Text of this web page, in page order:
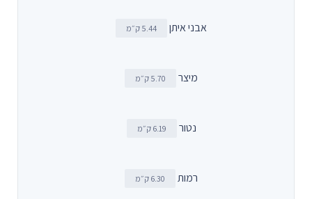
אבני איתן 5.44 ק״מ
מיצר 5.70 ק״מ
נטור 6.19 ק״מ
רמות 6.30 ק״מ